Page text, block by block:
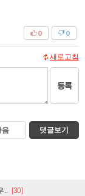
0
0
새로고침
등록
음 댓글보기
.. [30]